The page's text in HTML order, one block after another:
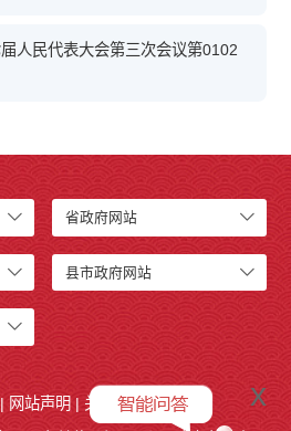
人民代表大会第三次会议第0102
省政府网站
县市政府网站
| 网站声明 | 关于我们
x